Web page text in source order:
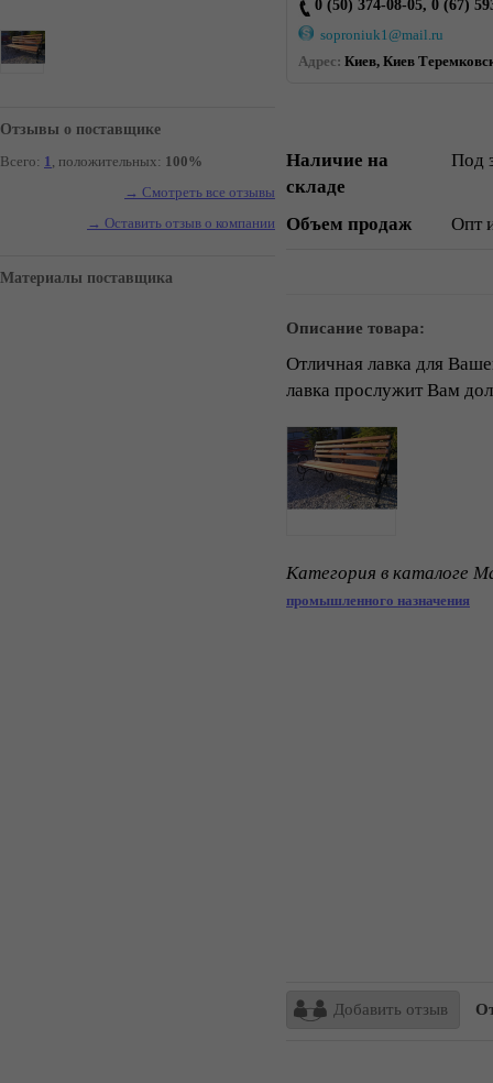
Отзывы о поставщике
Всего: 1, положительных: 100%
→ Смотреть все отзывы
→ Оставить отзыв о компании
Материалы поставщика
0 (50) 374-08-05, 0 (67)
soproniuk1@mail.ru
Адрес: Киев, Киев
Наличие на
складе
Под
Объем продаж Опт
Описание товара:
Отличная лавка для
лавка прослужит Вам
Категория в каталоге
промышленного назначения
Добавить отзыв